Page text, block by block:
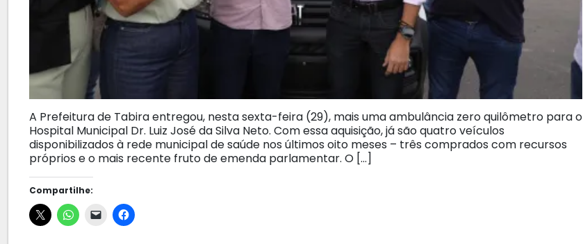
A Prefeitura de Tabira entregou, nesta sexta-feira (29), mais uma ambulância zero quilômetro para o
Hospital Municipal Dr. Luiz José da Silva Neto. Com essa aquisição, já são quatro veículos
disponibilizados à rede municipal de saúde nos últimos oito meses – três comprados com recursos
próprios e o mais recente fruto de emenda parlamentar. O […]
Compartilhe: